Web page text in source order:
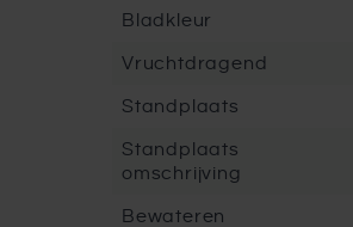
Bladkleur
Vruchtdragend
Standplaats
Standplaats
omschrijving
Bewateren